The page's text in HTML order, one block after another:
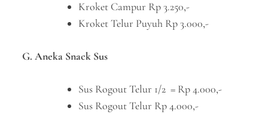
Kroket Campur Rp 3.250,-
Kroket Telur Puyuh Rp 3.000,-
G. Aneka Snack Sus
Sus Rogout Telur 1/2 = Rp 4.000,-
Sus Rogout Telur Rp 4.000,-